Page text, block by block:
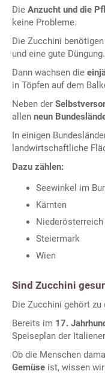
Die Anzucht und die
keine Probleme.
Die Zucchini
und eine gute Düngung.
Dann wachsen die
in Töpfen auf dem
Neben der
allen neun
In einigen
landwirtschaftliche
Dazu zählen:
Seewinkel im
Kärnten
Niederösterreich
Steiermark
Wien
Sind Zucchini
Die Zucchini gehört zu
Bereits im 17.
Speiseplan der
Ob die Menschen
Gemüse ist, wissen